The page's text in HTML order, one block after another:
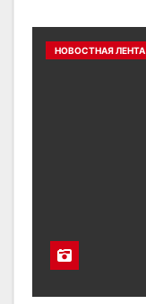
НОВОСТНАЯ ЛЕНТА